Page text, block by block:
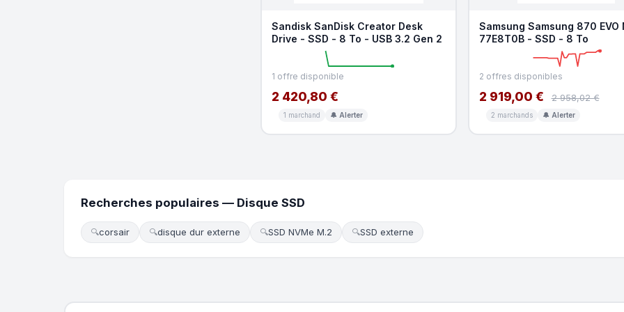
Sandisk SanDisk Creator Desk
Drive - SSD - 8 To - USB 3.2 Gen 2
1 offre disponible
2 420,80 €
1 marchand 🔔 Alerter
Samsung Samsung 870 EVO
77E8T0B - SSD - 8 To
2 offres disponibles
2 919,00 € 2 958,02 €
2 marchands 🔔 Alerter
Recherches populaires — Disque SSD
🔍corsair 🔍disque dur externe 🔍SSD NVMe M.2 🔍SSD externe